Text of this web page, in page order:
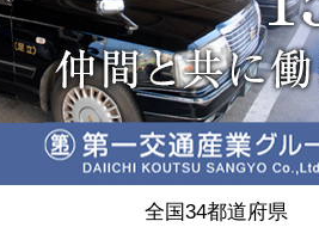
全国34都道府県